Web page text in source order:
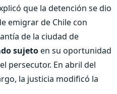
que la detención se dio
emigrar de Chile con
de la ciudad de
sujetoen su oportunidad
persecutor. En abril del
la justicia modificó la